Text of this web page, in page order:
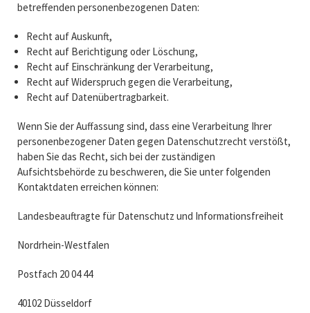
betreffenden personenbezogenen Daten:
Recht auf Auskunft,
Recht auf Berichtigung oder Löschung,
Recht auf Einschränkung der Verarbeitung,
Recht auf Widerspruch gegen die Verarbeitung,
Recht auf Datenübertragbarkeit.
Wenn Sie der Auffassung sind, dass eine Verarbeitung Ihrer
personenbezogener Daten gegen Datenschutzrecht verstößt,
haben Sie das Recht, sich bei der zuständigen
Aufsichtsbehörde zu beschweren, die Sie unter folgenden
Kontaktdaten erreichen können:
Landesbeauftragte für Datenschutz und Informationsfreiheit
Nordrhein-Westfalen
Postfach 20 04 44
40102 Düsseldorf